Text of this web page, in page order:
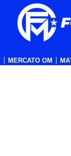
MERCATO OM